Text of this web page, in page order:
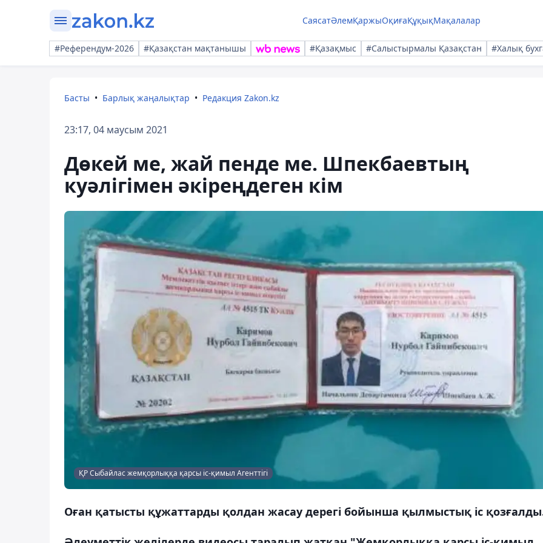
СаясатӘлемҚаржыОқиғаҚұқықМақалалар
#Референдум-2026 #Қазақстан мақтанышы #Қазақмыс #Салыстырмалы Қазақстан #Халық
Басты Барлық жаңалықтар Редакция Zakon.kz
23:17, 04 маусым 2021
Дөкей ме, жай пенде ме. Шпекбаевтың
куәлігімен әкіреңдеген кім
ҚР Сыбайлас жемқорлыққа қарсы іс-қимыл Агенттігі
Оған қатысты құжаттарды қолдан жасау дерегі бойынша қылмыстық іс